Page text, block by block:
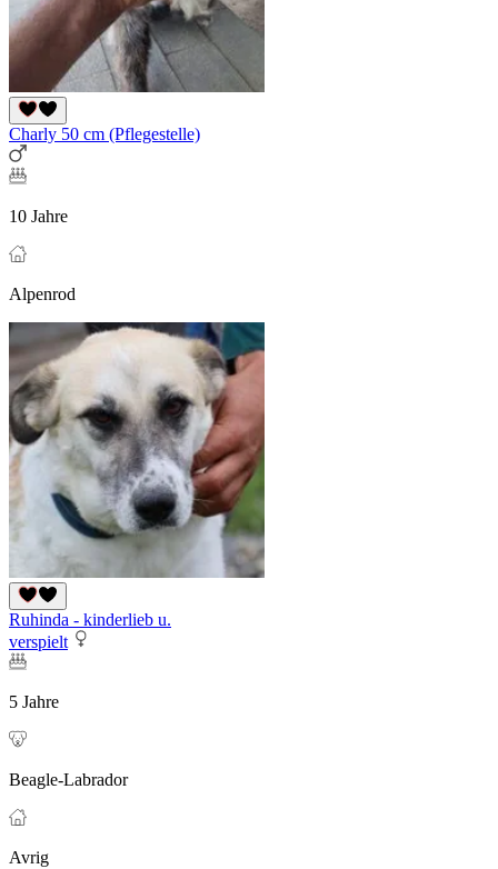
Charly 50 cm (Pflegestelle)
10 Jahre
Alpenrod
Ruhinda - kinderlieb u.
verspielt
5 Jahre
Beagle-Labrador
Avrig